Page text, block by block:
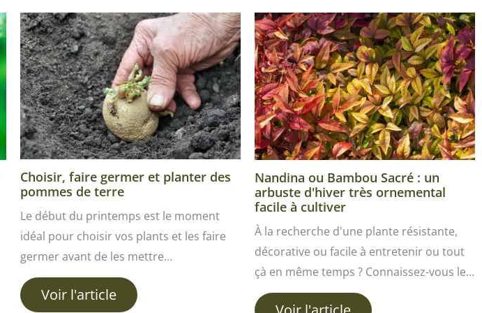
Choisir, faire germer et planter des
pommes de terre
Le début du printemps est le moment
idéal pour choisir vos plants et les faire
germer avant de les mettre…
Voir l'article
Nandina ou Bambou Sacré : un
arbuste d'hiver très ornemental
facile à cultiver
À la recherche d'une plante résistante,
décorative ou facile à entretenir ou tout
çà en même temps ? Connaissez-vous le…